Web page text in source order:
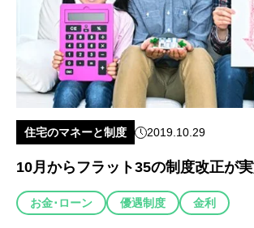
住宅のマネーと制度 2019.10.29
10月からフラット35の制度改正が
お金･ローン 優遇制度 金利